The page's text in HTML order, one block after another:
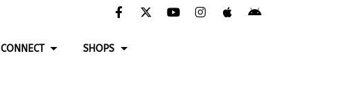
CONNECT SHOPS